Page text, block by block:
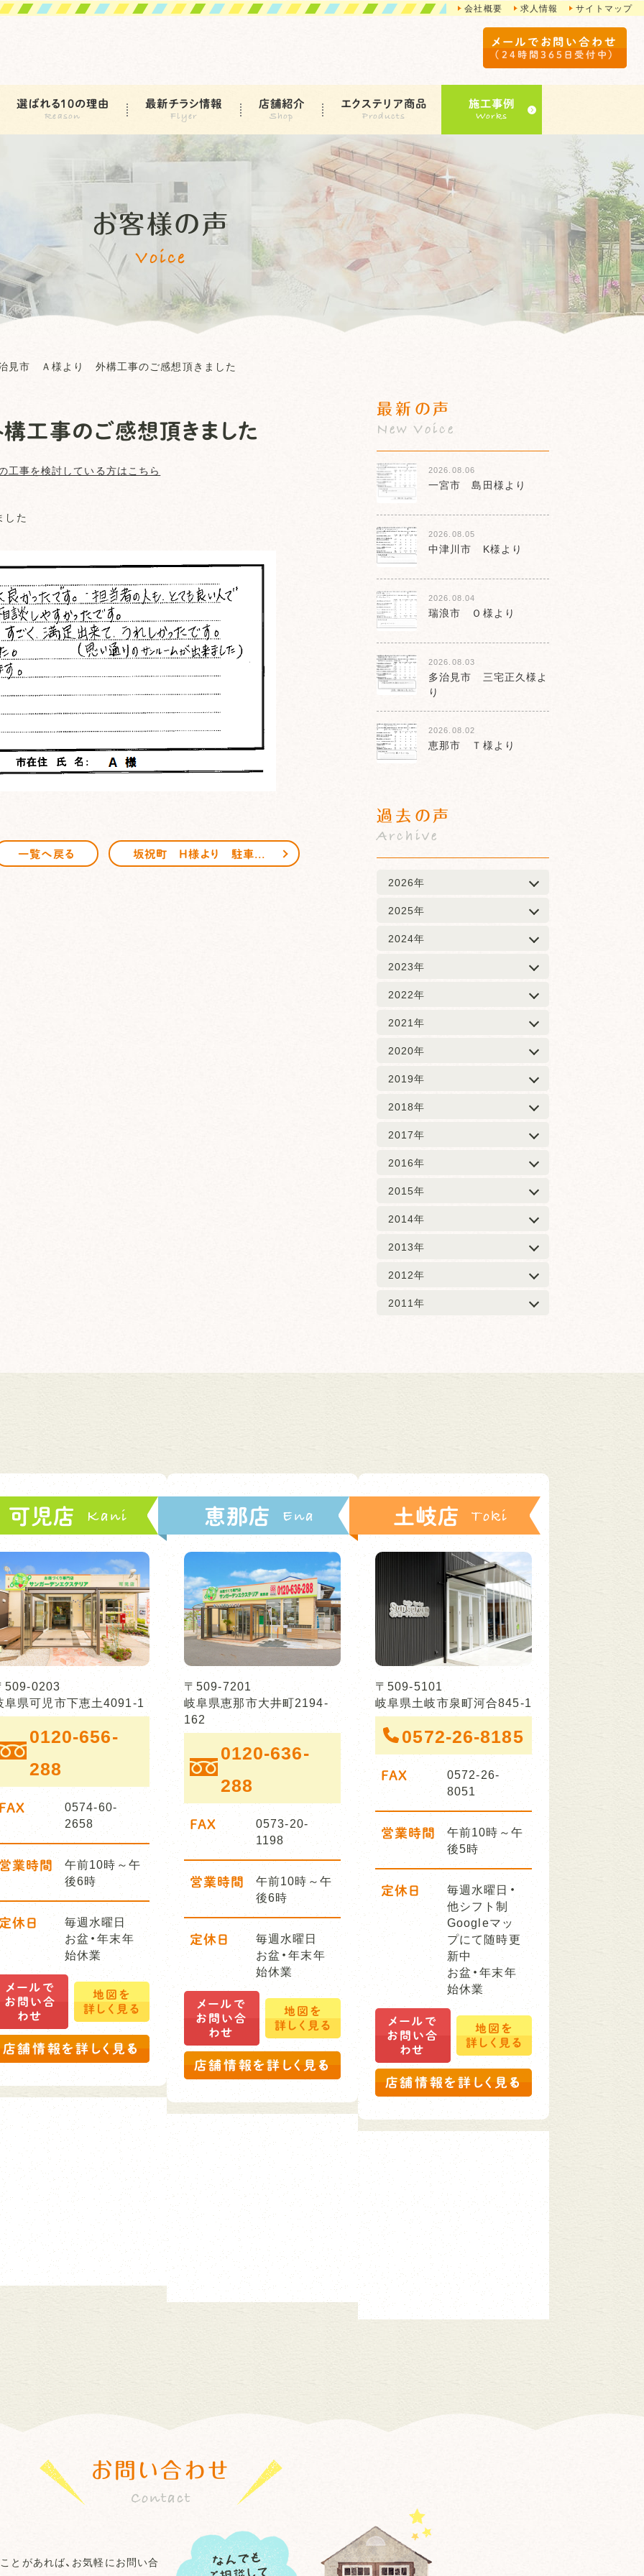
会社概要 求人情報 サイトマップ
メールでお問い合わせ
（24時間365日受付中）
選ばれる10の理由 最新チラシ情報 店舗紹介 エクステリア商品 施工事例
お客様の声
Voice
見市 Ａ様より 外構工事のご感想頂きました
事のご感想頂きました
工事を検討している方はこちら
た
一覧へ戻る
最新の声
New Voice
2026.08.06
一宮市 島田様より
2026.08.05
中津川市 K様より
2026.08.04
瑞浪市 Ｏ様より
2026.08.03
多治見市 三宅正久様よ
り
2026.08.02
恵那市 Ｔ様より
過去の声
Archive
2026年
2025年
2024年
2023年
2022年
2021年
2020年
2019年
2018年
2017年
2016年
2015年
2014年
2013年
2012年
2011年
可児店
509-0203
阜県可児市下恵土4091-1
0120-656-
288
0574-60-
2658
業時間
午前10時～午
後6時
休日
毎週水曜日
お盆・年末年
始休業
メールで
お問い合
わせ
地図を
詳しく見る
店舗情報を詳しく見る
恵那店
〒509-7201
岐阜県恵那市大井町2194-
162
0120-636-
288
FAX
0573-20-
1198
営業時間
午前10時～午
後6時
定休日
毎週水曜日
お盆・年末年
始休業
メールで
お問い合
わせ
地図を
詳しく見る
店舗情報を詳しく見る
土岐店
〒509-5101
岐阜県土岐市泉町河合845-1
0572-26-8185
FAX
0572-26-
8051
営業時間
午前10時～午
後5時
定休日
毎週水曜日・
他シフト制
Googleマッ
プにて随時更
新中
お盆・年末年
始休業
メールで
お問い合
わせ
地図を
詳しく見る
店舗情報を詳しく見る
お問い合わせ
とがあれば、お気軽にお問い合